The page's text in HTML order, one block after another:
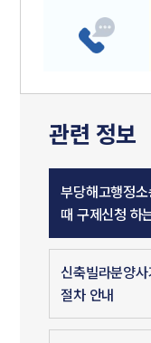
관련 정보
부당해고행정
때 구제신청 하
신축빌라분양
절차 안내